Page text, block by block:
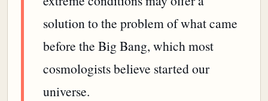
solution to the problem of what came
before the Big Bang, which most
cosmologists believe started our
universe.